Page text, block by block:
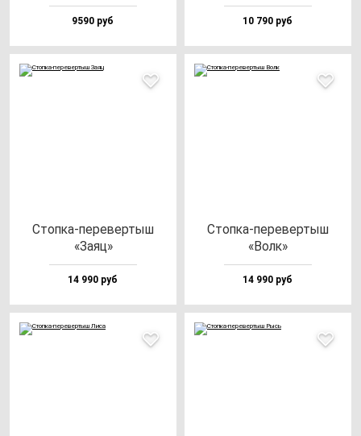
9590 руб 10 790 руб
Стоп­ка-пе­ре­вер­тыш
«Заяц»
14 990 руб
Стоп­ка-пе­ре­вер­тыш
«Волк»
14 990 руб